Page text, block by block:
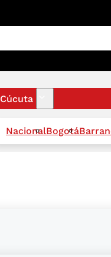
Cúcuta
NacionalBogotá